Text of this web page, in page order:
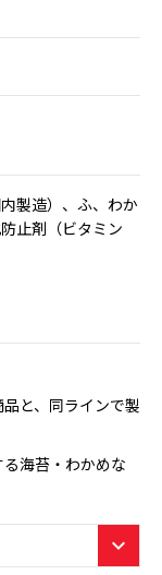
製造）、ふ、わか
止剤（ビタミン
と、同ラインで製
海苔・わかめな